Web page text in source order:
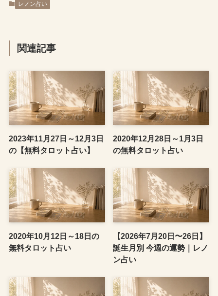
レノン占い
関連記事
2023年11月27日～12月3日
の【無料タロット占い】
2020年12月28日～1月3日
の無料タロット占い
2020年10月12日～18日の
無料タロット占い
【2026年7月20日〜26日】
誕生月別 今週の運勢｜レノ
ン占い